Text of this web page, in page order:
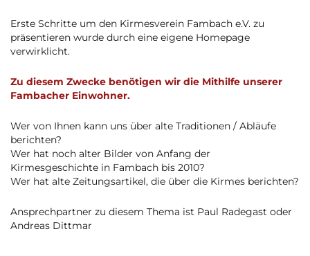
Erste Schritte um den Kirmesverein Fambach e.V. zu
präsentieren wurde durch eine eigene Homepage
verwirklicht.
Zu diesem Zwecke benötigen wir die Mithilfe unserer
Fambacher Einwohner.
Wer von Ihnen kann uns über alte Traditionen / Abläufe
berichten?
Wer hat noch alter Bilder von Anfang der
Kirmesgeschichte in Fambach bis 2010?
Wer hat alte Zeitungsartikel, die über die Kirmes berichten?
Ansprechpartner zu diesem Thema ist Paul Radegast oder
Andreas Dittmar